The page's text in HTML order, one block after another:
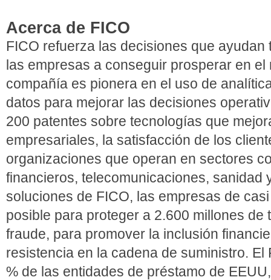
Acerca de FICO
FICO refuerza las decisiones que
las empresas a conseguir prosperar en
compañía es pionera en el uso de
datos para mejorar las decisiones
200 patentes sobre tecnologías que
empresariales, la satisfacción de los
organizaciones que operan en sectores
financieros, telecomunicaciones, sanidad
soluciones de FICO, las empresas de
posible para proteger a 2.600 millones de
fraude, para promover la inclusión
resistencia en la cadena de suministro.
% de las entidades de préstamo de